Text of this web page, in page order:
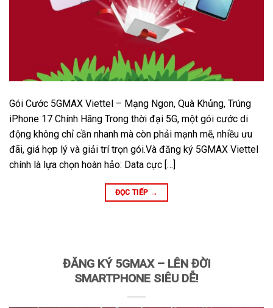
Gói Cước 5GMAX Viettel – Mạng Ngon, Quà Khủng, Trúng
iPhone 17 Chính Hãng Trong thời đại 5G, một gói cước di
động không chỉ cần nhanh mà còn phải mạnh mẽ, nhiều ưu
đãi, giá hợp lý và giải trí trọn gói.Và đăng ký 5GMAX Viettel
chính là lựa chọn hoàn hảo: Data cực […]
ĐỌC TIẾP →
ĐĂNG KÝ 5GMAX – LÊN ĐỜI
SMARTPHONE SIÊU DỄ!